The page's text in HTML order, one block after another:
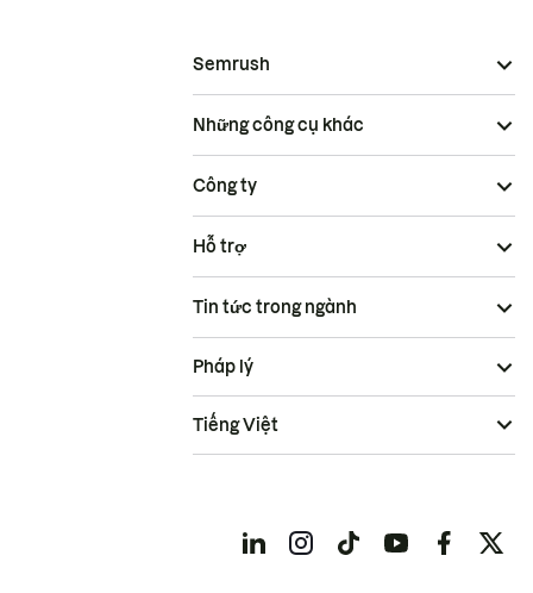
Semrush
Những công cụ khác
Công ty
Hỗ trợ
Tin tức trong ngành
Pháp lý
Tiếng Việt